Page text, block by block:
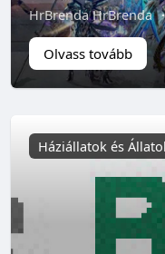
HrBrenda HrBrenda ·
Olvass tovább
Háziállatok és